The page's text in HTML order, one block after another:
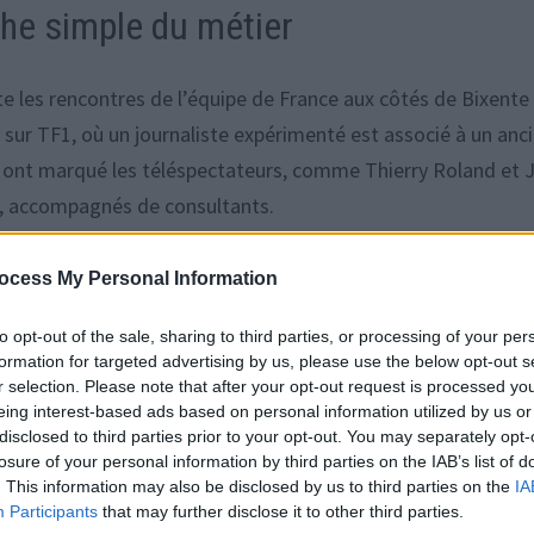
My Personal Information
opt-out of the sale, sharing to third parties, or processing of your
for targeted advertising by us, please use the below opt-out
selection. Please note that after your opt-out request is processed
interest-based ads based on personal information utilized by us
to third parties prior to your opt-out. You may separately
of your personal information by third parties on the IAB’s list of
This information may also be disclosed by us to third parties on the
Participants that may further disclose it to other third parties.
simple du métier
rencontres de l’équipe de France aux côtés de Bixente
TF1, où un journaliste expérimenté est associé à un
marqué les téléspectateurs, comme Thierry Roland et
de consultants.
TF1 pour couvrir les Bleus et présenter l’émission
plutôt que l’appât du gain. Lors d’un entretien, il
ce n’était pas un moteur pour lui. Il racontait aussi que
acceptant le même salaire qu’à Canal+.
mieux rémunéré
par mois, ce qui équivaut à près de 168 000 euros par an.